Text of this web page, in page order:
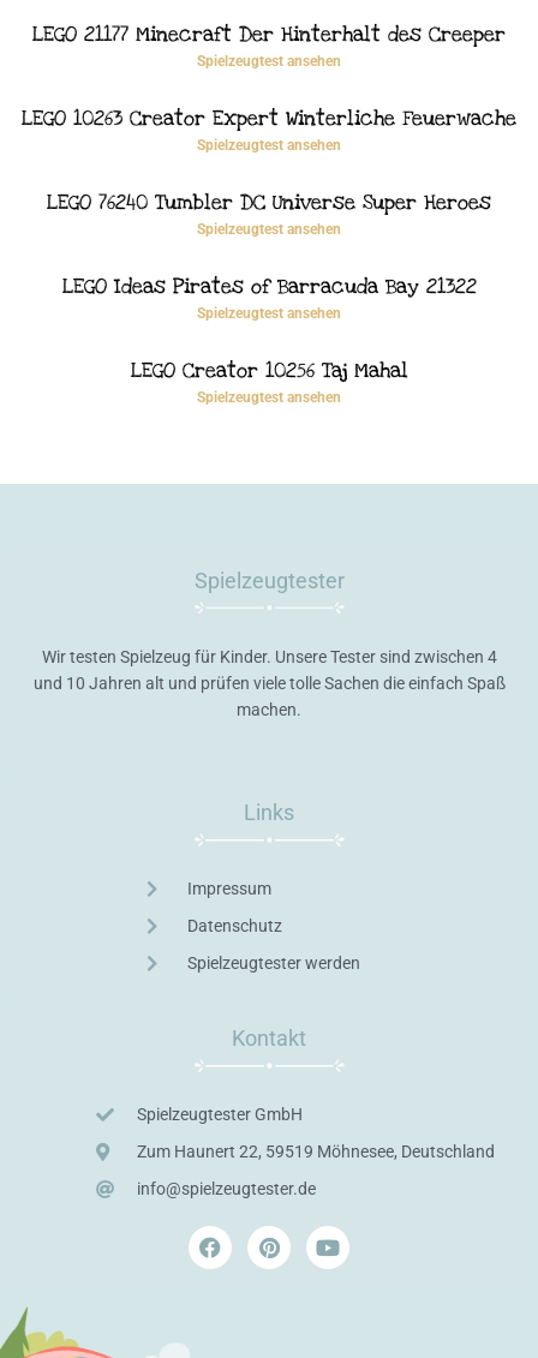
LEGO 21177 Minecraft Der Hinterhalt des Creeper
Spielzeugtest ansehen
LEGO 10263 Creator Expert Winterliche Feuerwache
Spielzeugtest ansehen
LEGO 76240 Tumbler DC Universe Super Heroes
Spielzeugtest ansehen
LEGO Ideas Pirates of Barracuda Bay 21322
Spielzeugtest ansehen
LEGO Creator 10256 Taj Mahal
Spielzeugtest ansehen
Spielzeugtester
Wir testen Spielzeug für Kinder. Unsere Tester sind zwischen 4
und 10 Jahren alt und prüfen viele tolle Sachen die einfach Spaß
machen.
Links
Impressum
Datenschutz
Spielzeugtester werden
Kontakt
Spielzeugtester GmbH
Zum Haunert 22, 59519 Möhnesee, Deutschland
info@spielzeugtester.de
F
a
P
i
Y
o